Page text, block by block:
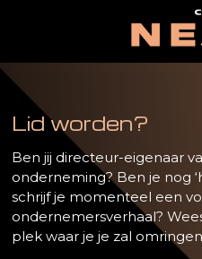
de
hoofdinhoud
Lid worden?
Ben jij directeur-eigenaar
onderneming? Ben je nog
schrijf je momenteel een
ondernemersverhaal?
plek waar je je zal